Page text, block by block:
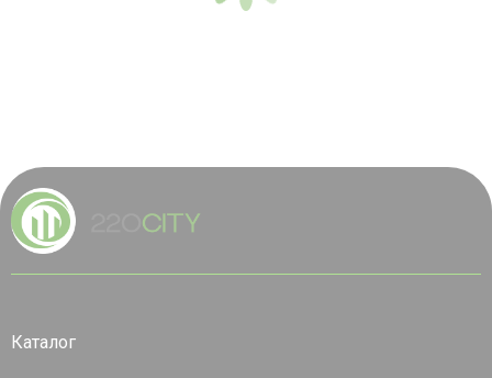
Каталог